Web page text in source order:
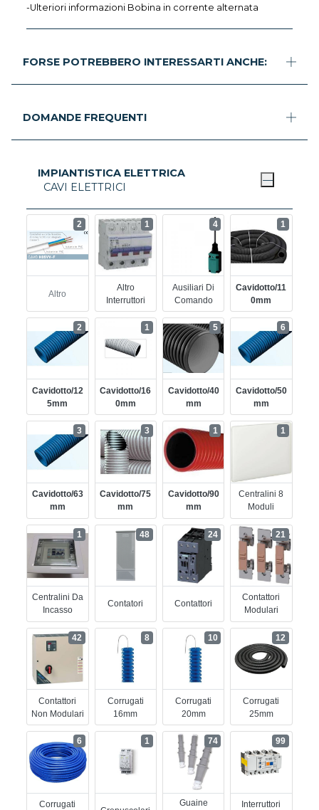
-Ulteriori informazioni Bobina in corrente alternata
FORSE POTREBBERO INTERESSARTI ANCHE:
DOMANDE FREQUENTI
IMPIANTISTICA ELETTRICA
CAVI ELETTRICI
Altro
2
Altro
Interruttori
1
Ausiliari Di
Comando
4
Cavidotto/11
0mm
1
Cavidotto/12
5mm
2
Cavidotto/16
0mm
1
Cavidotto/40
Mm
5
Cavidotto/50
Mm
6
Cavidotto/63
Mm
3
Cavidotto/75
Mm
3
Cavidotto/90
Mm
1
Centralini 8
Moduli
1
Centralini Da
Incasso
1
Contatori
48
Contattori
24
Contattori
Modulari
21
Contattori
Non Modulari
42
Corrugati
16mm
8
Corrugati
20mm
10
Corrugati
25mm
12
Corrugati
6 1
Guaine
74
Interruttori
99